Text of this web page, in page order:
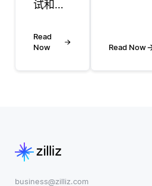
试和分
估数据
库性能
数据库
试侧重
Read
Now
理视觉和
Read Now
business@zilliz.com